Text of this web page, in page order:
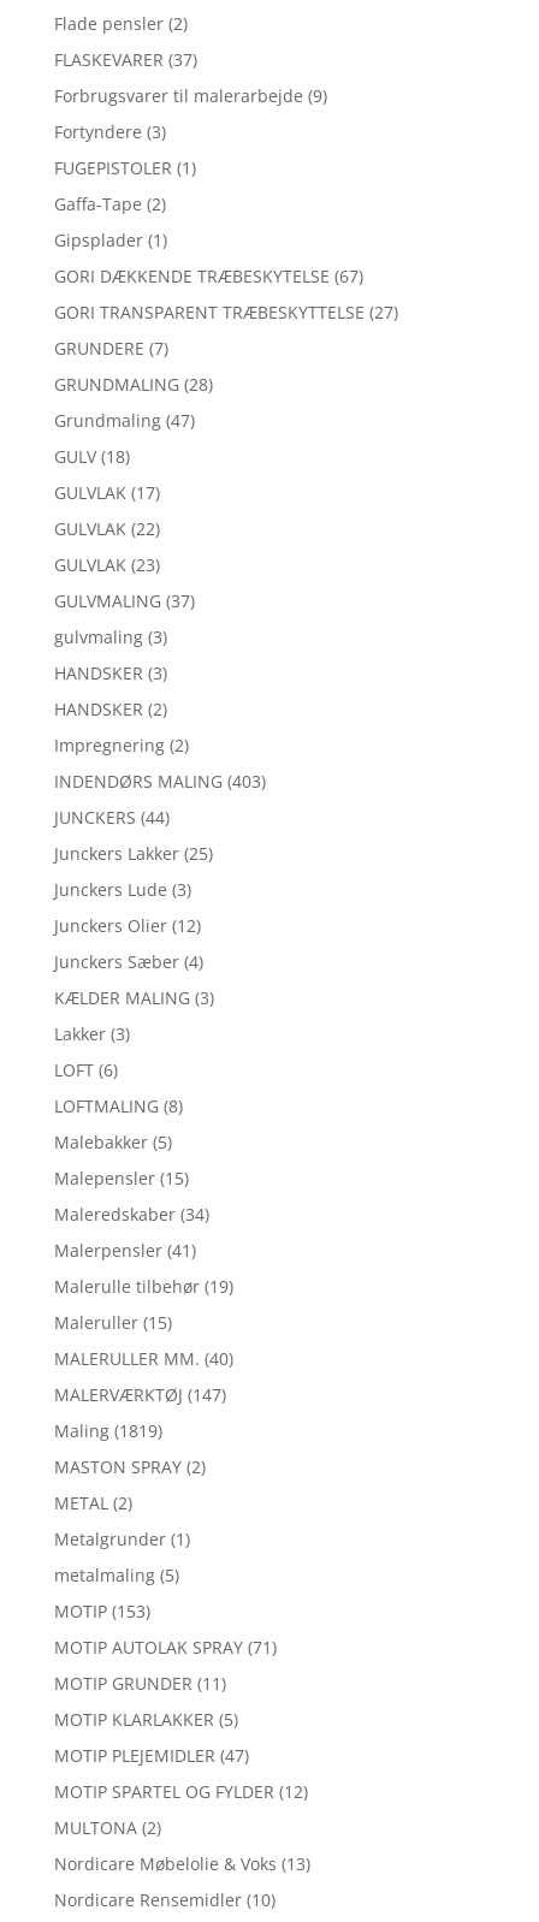
Flade pensler (2)
FLASKEVARER (37)
Forbrugsvarer til malerarbejde (9)
Fortyndere (3)
FUGEPISTOLER (1)
Gaffa-Tape (2)
Gipsplader (1)
GORI DÆKKENDE TRÆBESKYTELSE (67)
GORI TRANSPARENT TRÆBESKYTTELSE (27)
GRUNDERE (7)
GRUNDMALING (28)
Grundmaling (47)
GULV (18)
GULVLAK (17)
GULVLAK (22)
GULVLAK (23)
GULVMALING (37)
gulvmaling (3)
HANDSKER (3)
HANDSKER (2)
Impregnering (2)
INDENDØRS MALING (403)
JUNCKERS (44)
Junckers Lakker (25)
Junckers Lude (3)
Junckers Olier (12)
Junckers Sæber (4)
KÆLDER MALING (3)
Lakker (3)
LOFT (6)
LOFTMALING (8)
Malebakker (5)
Malepensler (15)
Maleredskaber (34)
Malerpensler (41)
Malerulle tilbehør (19)
Maleruller (15)
MALERULLER MM. (40)
MALERVÆRKTØJ (147)
Maling (1819)
MASTON SPRAY (2)
METAL (2)
Metalgrunder (1)
metalmaling (5)
MOTIP (153)
MOTIP AUTOLAK SPRAY (71)
MOTIP GRUNDER (11)
MOTIP KLARLAKKER (5)
MOTIP PLEJEMIDLER (47)
MOTIP SPARTEL OG FYLDER (12)
MULTONA (2)
Nordicare Møbelolie & Voks (13)
Nordicare Rensemidler (10)